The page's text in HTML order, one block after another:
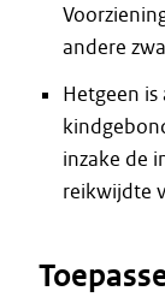
andere
Hetgeen
inzake de
reikwijdte